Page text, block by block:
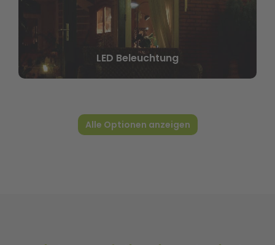
Aluminium Vorder- und Seitenwände
Alle Optionen anzeigen